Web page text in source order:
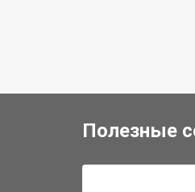
Полезные